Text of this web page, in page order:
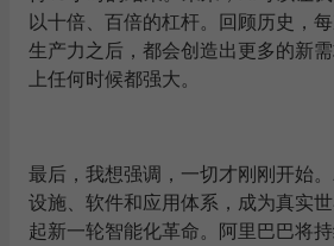
以十倍、百倍的杠杆。回顾历史，
生产力之后，都会创造出更多的新
上任何时候都强大。
最后，我想强调，一切才刚刚开始
设施、软件和应用体系，成为真实
起新一轮智能化革命。阿里巴巴将